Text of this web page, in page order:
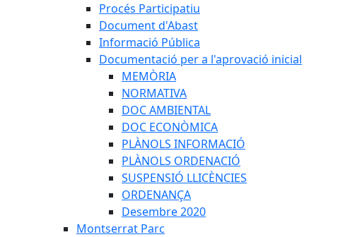
Procés Participatiu
Document d'Abast
Informació Pública
Documentació per a l'aprovació inicial
MEMÒRIA
NORMATIVA
DOC AMBIENTAL
DOC ECONÒMICA
PLÀNOLS INFORMACIÓ
PLÀNOLS ORDENACIÓ
SUSPENSIÓ LLICÈNCIES
ORDENANÇA
Desembre 2020
Montserrat Parc